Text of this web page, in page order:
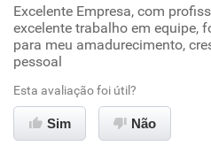
Oportunidade de promoção
Ambiente de trabalho
Conciliação com a vida familiar
Benefícios
Excelente Empresa, com
excelente trabalho em equipe,
para meu amadurecimento,
pessoal
Esta avaliação foi útil?
Sim Não